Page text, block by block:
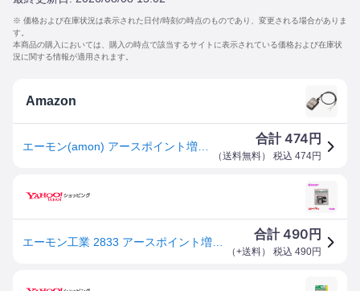
※ 価格および在庫状況は表示された日付/時刻の時点のものであり、変更される場合がありま
す。
本商品の購入においては、購入の時点で該当するサイトに表示されている価格および在庫状
況に関する情報が適用されます。
Amazon
合計474 円
（送料無料） 税込 474円
合計490 円
（+送料） 税込 490円